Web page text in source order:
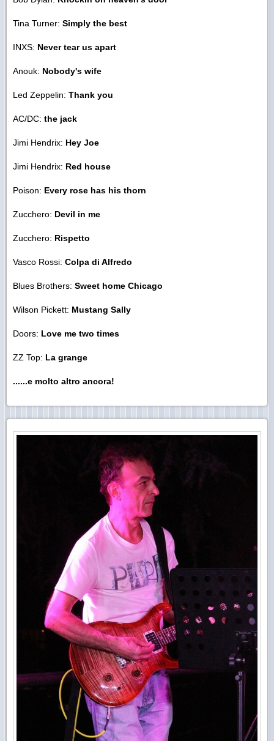
Tina Turner: Simply the best
INXS: Never tear us apart
Anouk: Nobody's wife
Led Zeppelin: Thank you
AC/DC: the jack
Jimi Hendrix: Hey Joe
Jimi Hendrix: Red house
Poison: Every rose has his thorn
Zucchero: Devil in me
Zucchero: Rispetto
Vasco Rossi: Colpa di Alfredo
Blues Brothers: Sweet home Chicago
Wilson Pickett: Mustang Sally
Doors: Love me two times
ZZ Top: La grange
......e molto altro ancora!